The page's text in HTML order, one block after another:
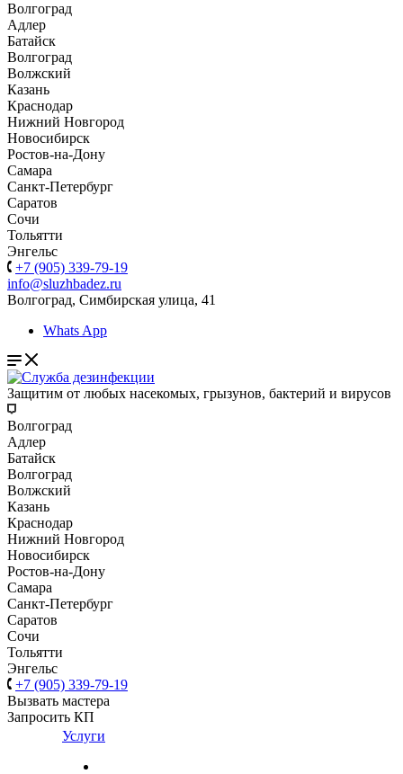
Волгоград
Адлер
Батайск
Волгоград
Волжский
Казань
Краснодар
Нижний Новгород
Новосибирск
Ростов-на-Дону
Самара
Санкт-Петербург
Саратов
Сочи
Тольятти
Энгельс
+7 (905) 339-79-19
info@sluzhbadez.ru
Волгоград, Симбирская улица, 41
Whats App
Защитим от любых насекомых, грызунов, бактерий и вирусов
Волгоград
Адлер
Батайск
Волгоград
Волжский
Казань
Краснодар
Нижний Новгород
Новосибирск
Ростов-на-Дону
Самара
Санкт-Петербург
Саратов
Сочи
Тольятти
Энгельс
+7 (905) 339-79-19
Вызвать мастера
Запросить КП
Услуги